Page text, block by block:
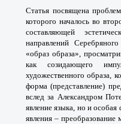
Статья посвящена
которогоначалось во
составляющей
направлений
«образ образа»,
как созидающего
художественногообраза,
форма(представление)
вслед за Александром
явление языка, но и особая
явления – преобразование